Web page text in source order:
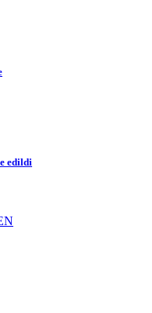
edildi